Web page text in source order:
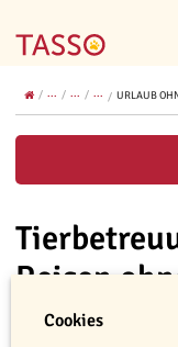
... ... ... URLAUB
Reisen
So bleiben Hund,
Cookies